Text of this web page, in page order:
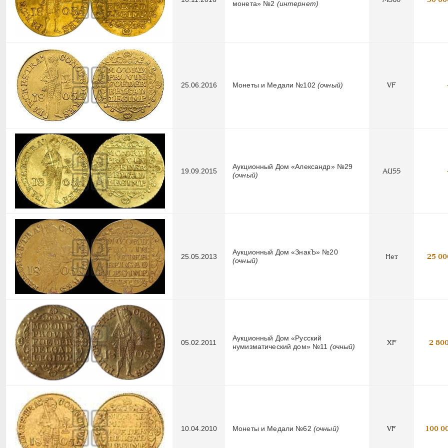
монета» №2 (интернет)
25.06.2016 Монеты и Медали №102 (очный) VF
19.09.2015
Аукционный Дом «Александр» №29
(очный)
AU55
25.05.2013
Аукционный Дом «ЗнакЪ» №20
(очный)
Нет 25
05.02.2011
Аукционный Дом «Русский
нумизматический дом» №11 (очный)
XF 2
10.04.2010 Монеты и Медали №62 (очный) VF 100